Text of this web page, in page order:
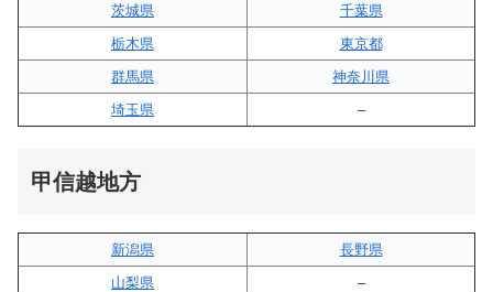
茨城県
千葉県
栃木県
東京都
群馬県
神奈川県
埼玉県
–
甲信越地方
新潟県
長野県
山梨県
–